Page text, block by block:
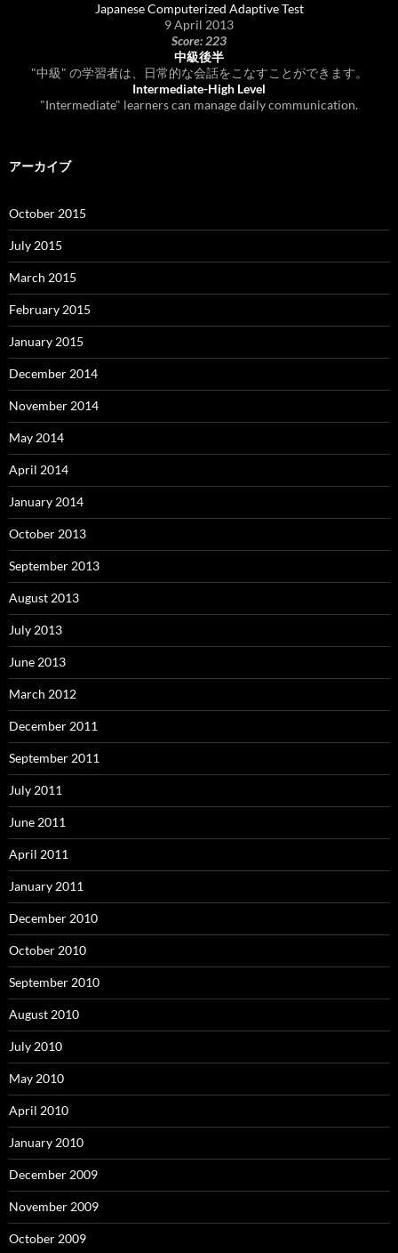
Japanese Computerized Adaptive Test
9 April 2013
Score: 223
中級後半
"中級" の学習者は、日常的な会話をこなすことができます。
Intermediate-High Level
"Intermediate" learners can manage daily communication.
アーカイブ
October 2015
July 2015
March 2015
February 2015
January 2015
December 2014
November 2014
May 2014
April 2014
January 2014
October 2013
September 2013
August 2013
July 2013
June 2013
March 2012
December 2011
September 2011
July 2011
June 2011
April 2011
January 2011
December 2010
October 2010
September 2010
August 2010
July 2010
May 2010
April 2010
January 2010
December 2009
November 2009
October 2009